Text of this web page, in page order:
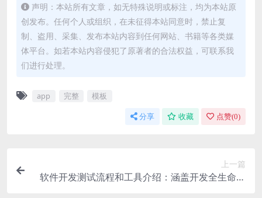
声明：本站所有文章，如无特殊说明或标注，均为本站原
创发布。任何个人或组织，在未征得本站同意时，禁止复
制、盗用、采集、发布本站内容到任何网站、书籍等各类媒
体平台。如若本站内容侵犯了原著者的合法权益，可联系我
们进行处理。
app 完整 模板
分享 收藏 点赞(0)
上一篇
软件开发测试流程和工具介绍：涵盖开发全生命周